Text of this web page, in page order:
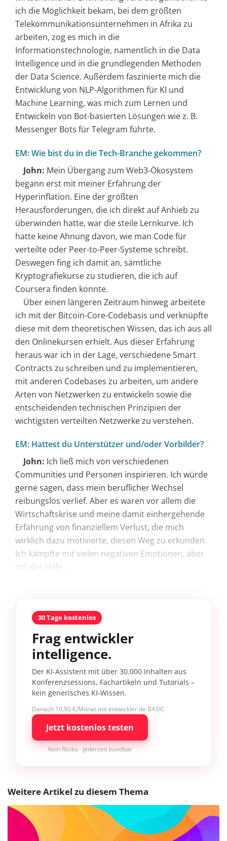
ich die Möglichkeit bekam, bei dem größten
Telekommunikationsunternehmen in Afrika zu
arbeiten, zog es mich in die
Informationstechnologie, namentlich in die Data
Intelligence und in die grundlegenden Methoden
der Data Science. Außerdem faszinierte mich die
Entwicklung von NLP-Algorithmen für KI und
Machine Learning, was mich zum Lernen und
Entwickeln von Bot-basierten Lösungen wie z. B.
Messenger Bots für Telegram führte.
EM: Wie bist du in die Tech-Branche gekommen?
John: Mein Übergang zum Web3-Ökosystem
begann erst mit meiner Erfahrung der
Hyperinflation. Eine der größten
Herausforderungen, die ich direkt auf Anhieb zu
überwinden hatte, war die steile Lernkurve. Ich
hatte keine Ahnung davon, wie man Code für
verteilte oder Peer-to-Peer-Systeme schreibt.
Deswegen fing ich damit an, sämtliche
Kryptografiekurse zu studieren, die ich auf
Coursera finden konnte.
Über einen längeren Zeitraum hinweg arbeitete
ich mit der Bitcoin-Core-Codebasis und verknüpfte
diese mit dem theoretischen Wissen, das ich aus all
den Onlinekursen erhielt. Aus dieser Erfahrung
heraus war ich in der Lage, verschiedene Smart
Contracts zu schreiben und zu implementieren,
mit anderen Codebases zu arbeiten, um andere
Arten von Netzwerken zu entwickeln sowie die
entscheidenden technischen Prinzipien der
wichtigsten verteilten Netzwerke zu verstehen.
EM: Hattest du Unterstützer und/oder Vorbilder?
John: Ich ließ mich von verschiedenen
Communities und Personen inspirieren. Ich würde
gerne sagen, dass mein beruflicher Wechsel
reibungslos verlief. Aber es waren vor allem die
Wirtschaftskrise und meine damit einhergehende
Erfahrung von finanziellem Verlust, die mich
wirklich dazu motivierte, diesen Weg zu erkunden.
Ich kämpfte mit vielen negativen Emotionen, aber
mit der Hilfe ...
30 Tage kostenlos
Frag entwickler
intelligence.
Der KI-Assistent mit über 30.000 Inhalten aus
Konferenzsessions, Fachartikeln und Tutorials –
kein generisches KI-Wissen.
Danach 19,90 €/Monat mit entwickler.de BASIC
Jetzt kostenlos testen
Kein Risiko · jederzeit kündbar
Weitere Artikel zu diesem Thema